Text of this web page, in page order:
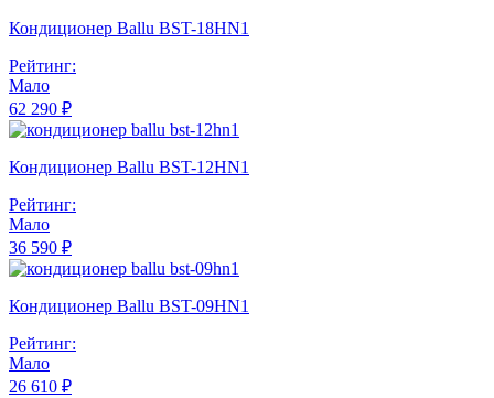
Кондиционер Ballu BST-18HN1
Рейтинг:
Мало
62 290 ₽
Кондиционер Ballu BST-12HN1
Рейтинг:
Мало
36 590 ₽
Кондиционер Ballu BST-09HN1
Рейтинг:
Мало
26 610 ₽